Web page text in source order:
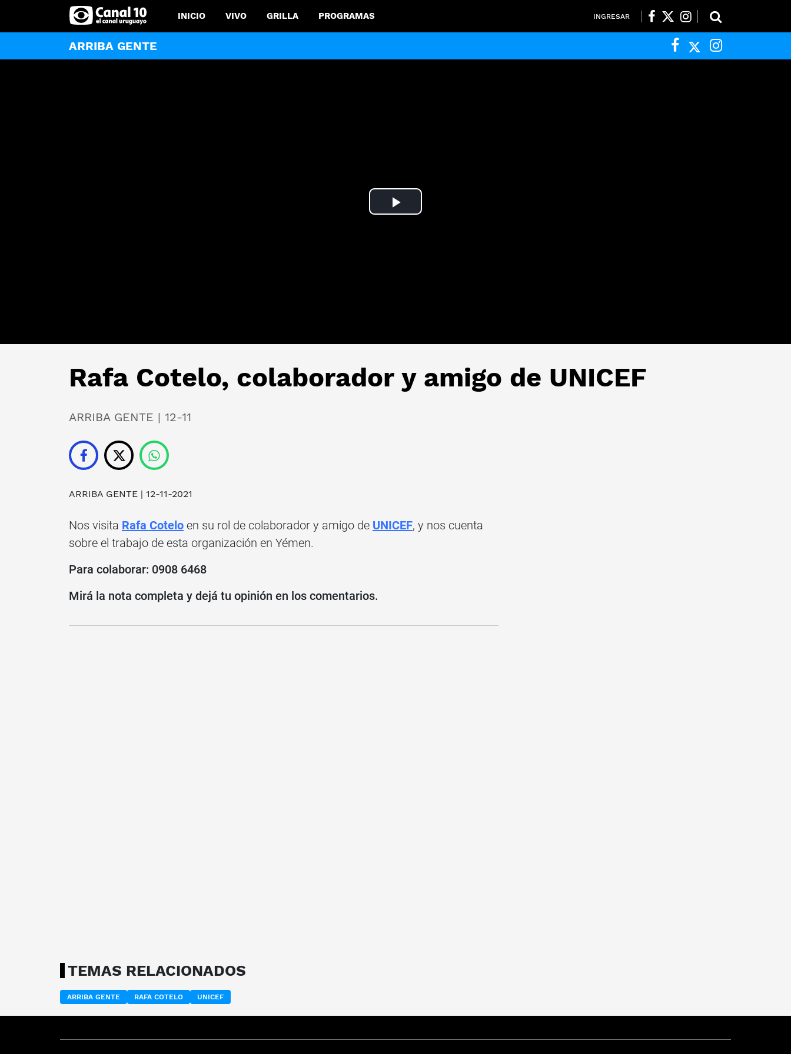
INICIO VIVO GRILLA PROGRAMAS INGRESAR
ARRIBA GENTE
Play
Rafa Cotelo, colaborador y amigo de UNICEF
ARRIBA GENTE | 12-11
ARRIBA GENTE | 12-11-2021
Nos visita Rafa Cotelo en su rol de colaborador y amigo de UNICEF, y nos cuenta
sobre el trabajo de esta organización en Yémen.
Para colaborar: 0908 6468
Mirá la nota completa y dejá tu opinión en los comentarios.
TEMAS RELACIONADOS
ARRIBA GENTE RAFA COTELO UNICEF